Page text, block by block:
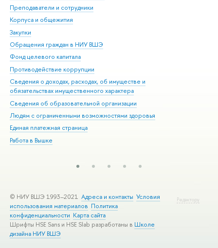
Преподаватели и сотрудники
Корпуса и общежития
Закупки
Обращения граждан в НИУ ВШЭ
Фонд целевого капитала
Противодействие коррупции
Сведения о доходах, расходах, об имуществе и
обязательствах имущественного характера
Сведения об образовательной организации
Людям с ограниченными возможностями здоровья
Единая платежная страница
Работа в Вышке
Редактору
© НИУ ВШЭ 1993–2021 Адреса и контакты Условия
использования материалов Политика
конфиденциальности Карта сайта
Шрифты HSE Sans и HSE Slab разработаны в Школе
дизайна НИУ ВШЭ